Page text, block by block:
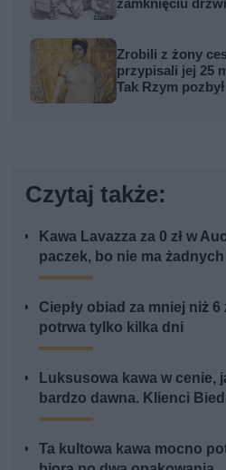
zamknięciu
Zrobili z żony
przypisali jej 25
Tak Rzym
Czytaj także:
Kawa Lavazza za 0 zł w
paczek, bo nie ma
Ciepły obiad za mniej niż 6
potrwa tylko kilka dni
Luksusowa kawa w cenie,
bardzo dawna. Klienci
Ta kultowa kawa mocno